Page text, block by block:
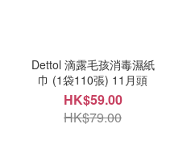
Dettol 滴露毛孩消毒濕紙
巾 (1袋110張) 11月頭
HK$59.00
HK$79.00